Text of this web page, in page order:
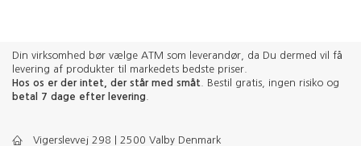
Din virksomhed bør vælge ATM som leverandør, da Du dermed vil få
levering af produkter til markedets bedste priser.
Hos os er der intet, der står med småt . Bestil gratis, ingen risiko og
betal 7 dage efter levering
Vigerslevvej 298 | 2500 Valby Denmark